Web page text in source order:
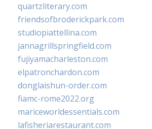
quartzliterary.com
friendsofbroderickpark.com
studiopiattellina.com
jannagrillspringfield.com
fujiyamacharleston.com
elpatronchardon.com
donglaishun-order.com
fiamc-rome2022.org
mariceworldessentials.com
lafisheriarestaurant.com